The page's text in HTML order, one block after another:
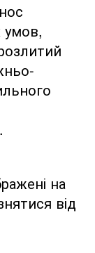
умов,
на
від